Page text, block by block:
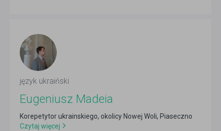
język ukraiński
Eugeniusz Madeia
Korepetytor ukrainskiego, okolicy Nowej Woli, Piaseczno
Czytaj więcej